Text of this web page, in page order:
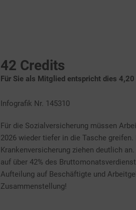
42 Credits
Für Sie als Mitglied entspricht dies 4,20
Infografik Nr. 145310
Für die Sozialversicherung müssen
2026 wieder tiefer in die Tasche greifen.
Krankenversicherung ziehen deutlich
auf über 42% des
Aufteilung auf Beschäftigte und
Zusammenstellung!